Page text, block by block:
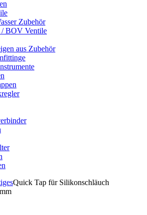
Zubehör
/ BOV Ventile
aus Zubehör
Quick Tap für Silikonschläuch